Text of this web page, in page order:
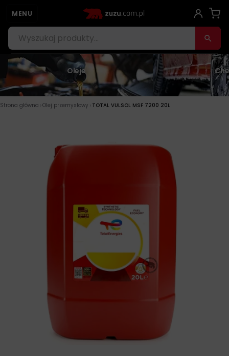
MENU
Oleje
Strona główna › Olej przemysłowy › TOTAL VULSOL MSF 7200 20L